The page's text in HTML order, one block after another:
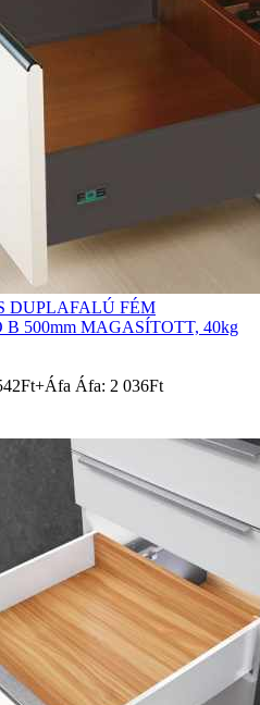
DUPLAFALÚ FÉM
500mm MAGASÍTOTT, 40kg
Ft+Áfa Áfa: 2 036Ft